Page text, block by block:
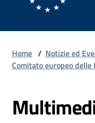
L'Europa
Romagna
Chi
Siamo
Home / Notizie ed
Comitato europeo